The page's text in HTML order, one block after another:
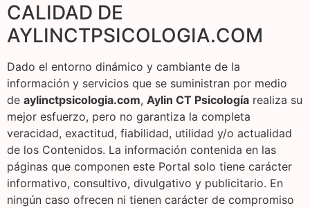
CALIDAD DE
AYLINCTPSICOLOGIA.COM
Dado el entorno dinámico y cambiante de la
información y servicios que se suministran por medio
de aylinctpsicologia.com, Aylin CT Psicología realiza su
mejor esfuerzo, pero no garantiza la completa
veracidad, exactitud, fiabilidad, utilidad y/o actualidad
de los Contenidos. La información contenida en las
páginas que componen este Portal solo tiene carácter
informativo, consultivo, divulgativo y publicitario. En
ningún caso ofrecen ni tienen carácter de compromiso